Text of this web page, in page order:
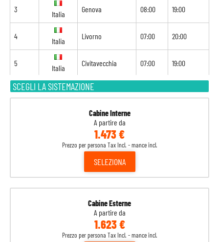
SCEGLI LA SISTEMAZIONE
Cabine Interne
A partire da
1.473 €
Prezzo per persona Tax Incl. - mance incl.
SELEZIONA
Cabine Esterne
A partire da
1.623 €
Prezzo per persona Tax Incl. - mance incl.
3
Italia
Genova 08:00 19:00
4
Italia
Livorno 07:00 20:00
5
Italia
Civitavecchia 07:00 19:00
6 Navigazione
Valencia
Barcellona